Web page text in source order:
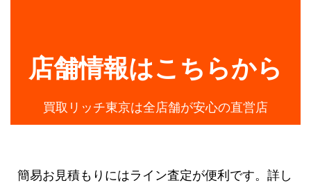
店舗情報はこちらから
買取リッチ東京は全店舗が安心の直営店
簡易お見積もりにはライン査定が便利です。詳し